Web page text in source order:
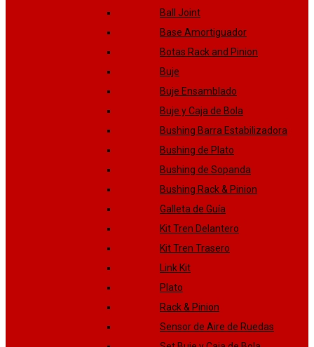
Ball Joint
Base Amortiguador
Botas Rack and Pinion
Buje
Buje Ensamblado
Buje y Caja de Bola
Bushing Barra Estabilizadora
Bushing de Plato
Bushing de Sopanda
Bushing Rack & Pinion
Galleta de Guía
Kit Tren Delantero
Kit Tren Trasero
Link Kit
Plato
Rack & Pinion
Sensor de Aire de Ruedas